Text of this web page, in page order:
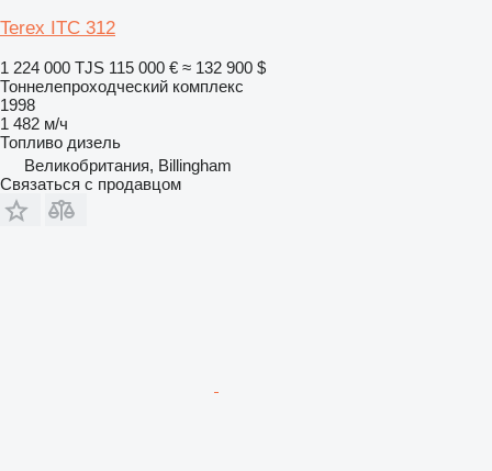
Terex ITC 312
1 224 000 TJS 115 000 € ≈ 132 900 $
Тоннелепроходческий комплекс
1998
1 482 м/ч
Топливо дизель
Великобритания, Billingham
Связаться с продавцом